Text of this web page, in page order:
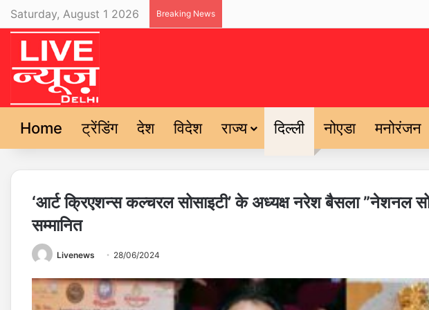
Saturday, August 1 2026 Breaking News
Home ट्रेंडिंग देश विदेश राज्य दिल्ली नोएडा मनोरंजन
‘आर्ट क्रिएशन्स कल्चरल सोसाइटी’ के अध्यक्ष नरेश बैसला ”नेशनल
सम्मानित
Livenews 28/06/2024